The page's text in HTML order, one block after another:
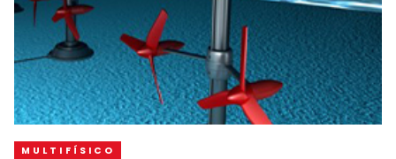
MULTIFÍSICO